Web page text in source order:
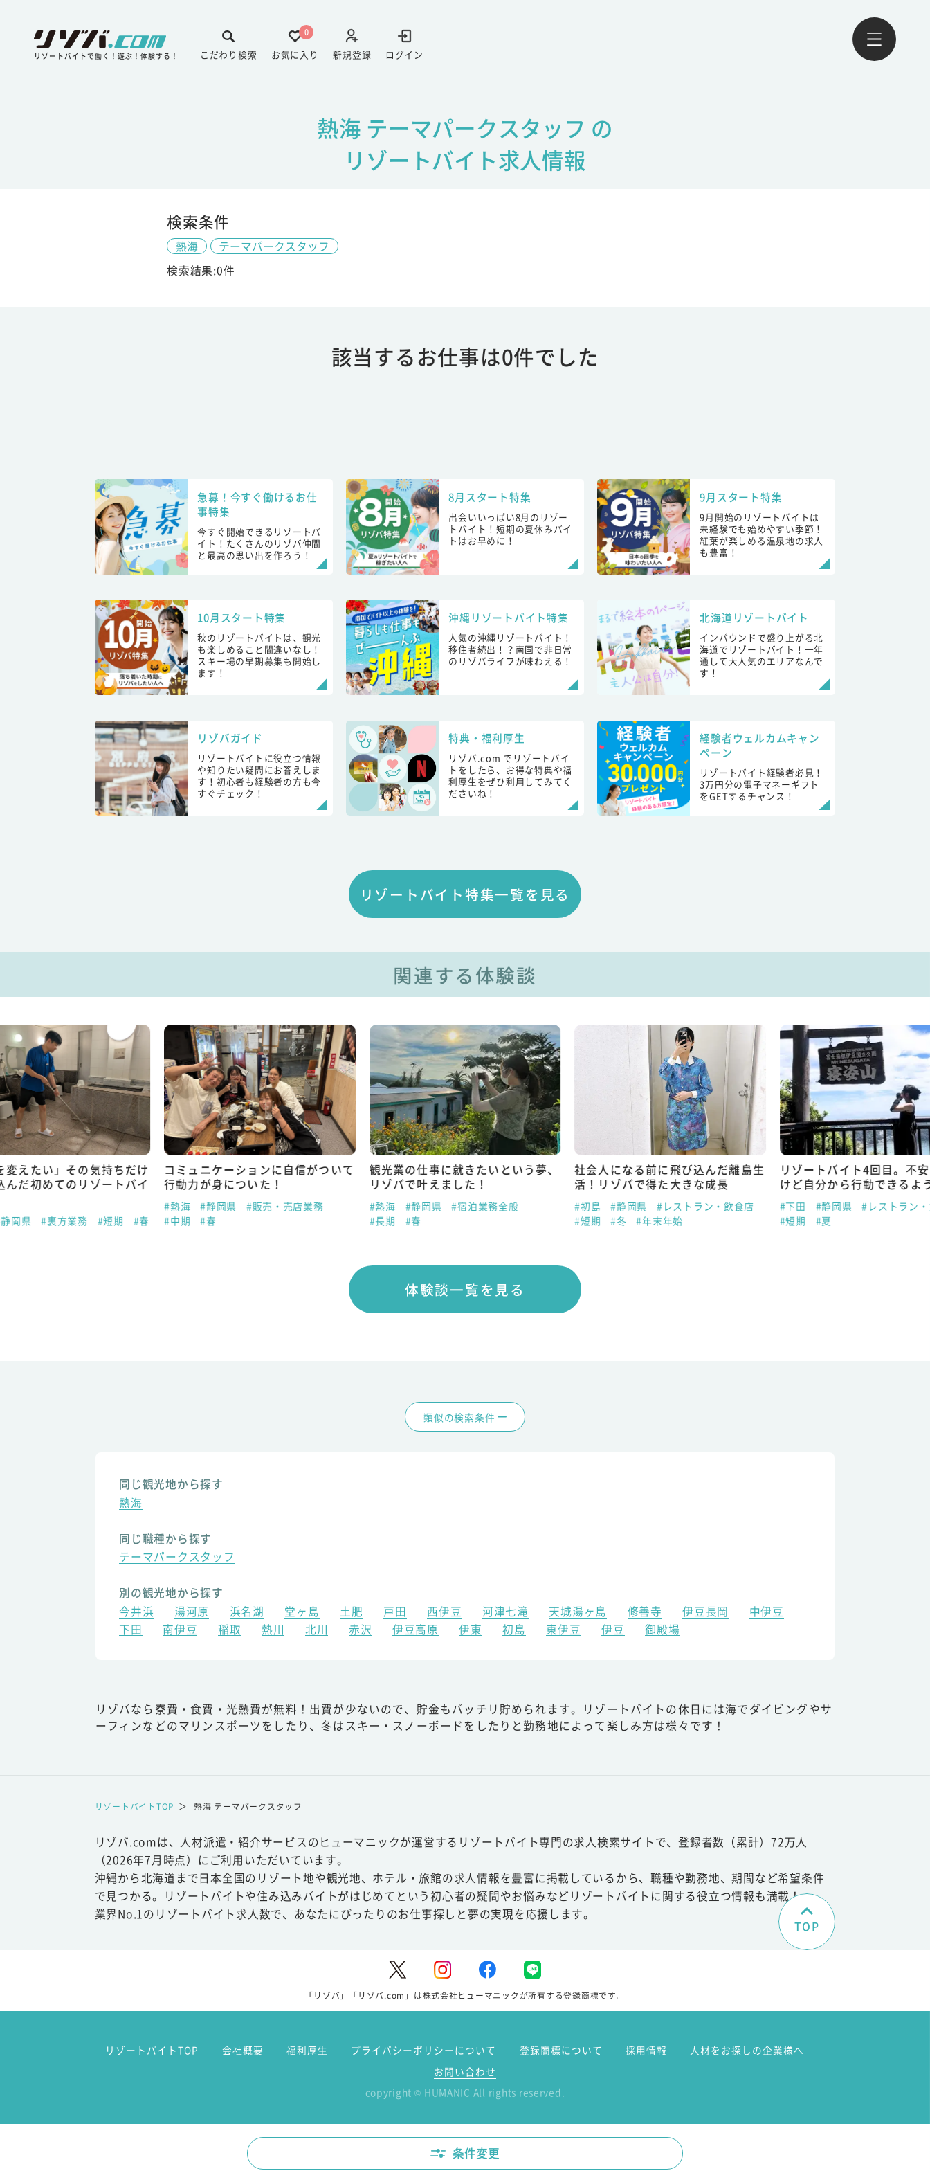
リゾートバイトで働く！遊ぶ！体験する！ ログイン
新規登録
0
お気に入り
こだわり検索
熱海 テーマパークスタッフ の
リゾートバイト求人情報
検索条件
熱海
テーマパークスタッフ
検索結果:0件
該当するお仕事は0件でした
急募！今すぐ働けるお仕
事特集
今すぐ開始できるリゾートバ
イト！たくさんのリゾバ仲間
と最高の思い出を作ろう！
8月スタート特集
出会いいっぱい8月のリゾー
トバイト！短期の夏休みバイ
トはお早めに！
9月スタート特集
9月開始のリゾートバイトは
未経験でも始めやすい季節！
紅葉が楽しめる温泉地の求人
も豊富！
10月スタート特集
秋のリゾートバイトは、観光
も楽しめること間違いなし！
スキー場の早期募集も開始し
ます！
沖縄リゾートバイト特集
人気の沖縄リゾートバイト！
移住者続出！？南国で非日常
のリゾバライフが味わえる！
北海道リゾートバイト
インバウンドで盛り上がる北
海道でリゾートバイト！一年
通して大人気のエリアなんで
す！
リゾバガイド
リゾートバイトに役立つ情報
や知りたい疑問にお答えしま
す！初心者も経験者の方も今
すぐチェック！
特典・福利厚生
リゾバ.com でリゾートバイ
トをしたら、お得な特典や福
利厚生をぜひ利用してみてく
ださいね！
経験者ウェルカムキャン
ペーン
リゾートバイト経験者必見！
3万円分の電子マネーギフト
をGETするチャンス！
リゾートバイト特集一覧を見る
関連する体験談
変えたい」その気持ちだけ
んだ初めてのリゾートバイ
岡県 #裏方業務 #短期 #春
コミュニケーションに自信がついて
行動力が身についた！
#熱海 #静岡県
#販売・売店業務
#中期
#春
観光業の仕事に就きたいという夢、
リゾバで叶えました！
#熱海 #静岡県
#宿泊業務全般
#長期
#春
社会人になる前に飛び込んだ離島生
活！リゾバで得た大きな成長
#初島 #静岡県
#レストラン・飲食店
#短期
#冬 #年末年始
リゾートバイト4回目。不
けど自分から行動できるよ
#下田 #静岡県
#レストラン
#短期
#夏
体験談一覧を見る
類似の検索条件
同じ観光地から探す
熱海
同じ職種から探す
テーマパークスタッフ
別の観光地から探す
今井浜
湯河原 浜名湖 堂ヶ島 土肥 戸田 西伊豆 河津七滝 天城湯ヶ島 修善寺 伊豆長岡
中伊豆
下田
南伊豆 稲取 熱川 北川 赤沢 伊豆高原 伊東 初島 東伊豆 伊豆 御殿場
リゾバなら寮費・食費・光熱費が無料！出費が少ないので、貯金もバッチリ貯められます。リゾートバイトの休日には海でダイビングやサ
ーフィンなどのマリンスポーツをしたり、冬はスキー・スノーボードをしたりと勤務地によって楽しみ方は様々です！
リゾートバイトTOP ＞ 熱海 テーマパークスタッフ
リゾバ.comは、人材派遣・紹介サービスのヒューマニックが運営するリゾートバイト専門の求人検索サイトで、登録者数（累計）72万人
（2026年7月時点）にご利用いただいています。
沖縄から北海道まで日本全国のリゾート地や観光地、ホテル・旅館の求人情報を豊富に掲載しているから、職種や勤務地、期間など希望条件
で見つかる。リゾートバイトや住み込みバイトがはじめてという初心者の疑問やお悩みなどリゾートバイトに関する役立つ情報も満載！
業界No.1のリゾートバイト求人数で、あなたにぴったりのお仕事探しと夢の実現を応援します。
TOP
「リゾバ」「リゾバ.com」は株式会社ヒューマニックが所有する登録商標です。
リゾートバイトTOP 会社概要 福利厚生 プライバシーポリシーについて 登録商標について 採用情報
人材をお探しの企業様へ
お問い合わせ
copyright © HUMANIC All rights reserved.
条件変更